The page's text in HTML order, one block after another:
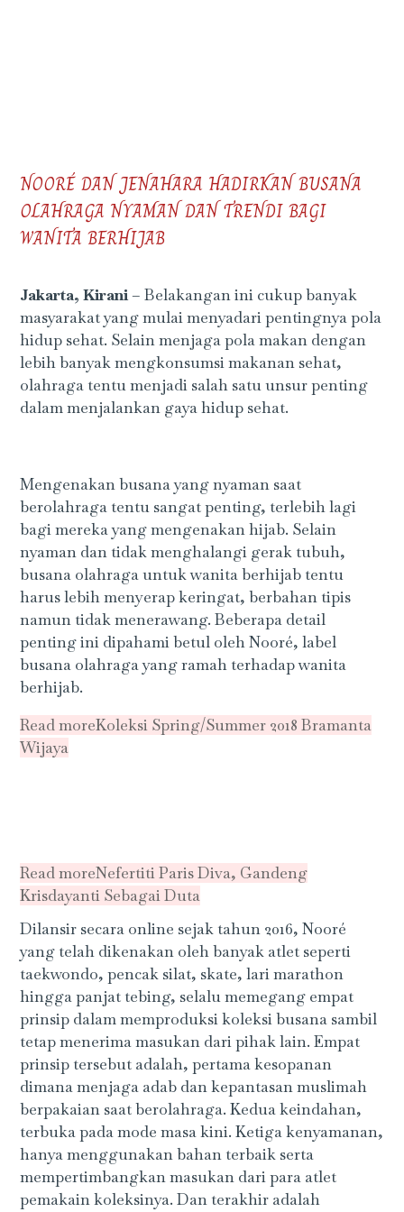
NOORÉ DAN JENAHARA HADIRKAN BUSANA
OLAHRAGA NYAMAN DAN TRENDI BAGI
WANITA BERHIJAB
Jakarta, Kirani– Belakangan ini cukup banyak
masyarakat yang mulai menyadari pentingnya pola
hidup sehat. Selain menjaga pola makan dengan
lebih banyak mengkonsumsi makanan sehat,
olahraga tentu menjadi salah satu unsur penting
dalam menjalankan gaya hidup sehat.
Mengenakan busana yang nyaman saat
berolahraga tentu sangat penting, terlebih lagi
bagi mereka yang mengenakan hijab. Selain
nyaman dan tidak menghalangi gerak tubuh,
busana olahraga untuk wanita berhijab tentu
harus lebih menyerap keringat, berbahan tipis
namun tidak menerawang. Beberapa detail
penting ini dipahami betul oleh Nooré, label
busana olahraga yang ramah terhadap wanita
berhijab.
Read moreKoleksi Spring/Summer 2018 Bramanta
Wijaya
Read moreNefertiti Paris Diva, Gandeng
Krisdayanti Sebagai Duta
Dilansir secara online sejak tahun 2016, Nooré
yang telah dikenakan oleh banyak atlet seperti
taekwondo, pencak silat, skate, lari marathon
hingga panjat tebing, selalu memegang empat
prinsip dalam memproduksi koleksi busana sambil
tetap menerima masukan dari pihak lain. Empat
prinsip tersebut adalah, pertama kesopanan
dimana menjaga adab dan kepantasan muslimah
berpakaian saat berolahraga. Kedua keindahan,
terbuka pada mode masa kini. Ketiga kenyamanan,
hanya menggunakan bahan terbaik serta
mempertimbangkan masukan dari para atlet
pemakain koleksinya. Dan terakhir adalah